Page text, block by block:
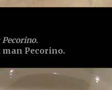
man Pecorino.